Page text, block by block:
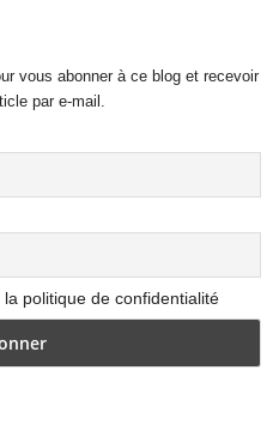
vous abonner à ce blog et recevoir
par e-mail.
politique de confidentialité